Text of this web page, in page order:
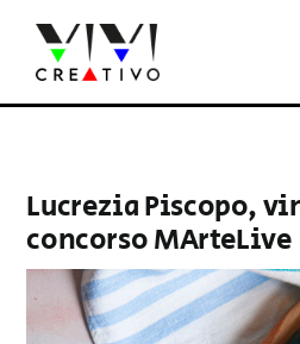
contenuto
Lucrezia Piscopo,
concorso MArteLive